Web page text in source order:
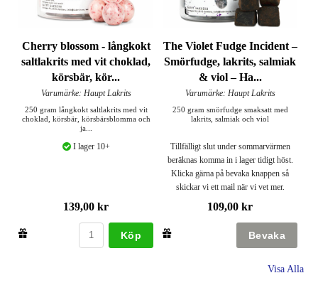
Cherry blossom - långkokt
saltlakrits med vit choklad,
körsbär, kör...
Varumärke: Haupt Lakrits
250 gram långkokt saltlakrits med vit
choklad, körsbär, körsbärsblomma och
ja...
I lager 10+
139,00 kr
Köp
The Violet Fudge Incident –
Smörfudge, lakrits, salmiak
& viol – Ha...
Varumärke: Haupt Lakrits
250 gram smörfudge smaksatt med
lakrits, salmiak och viol
Tillfälligt slut under sommarvärmen
beräknas komma in i lager tidigt höst.
Klicka gärna på bevaka knappen så
skickar vi ett mail när vi vet mer.
109,00 kr
Visa Alla